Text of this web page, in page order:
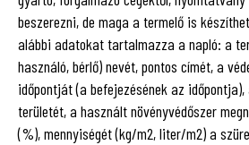
beszerezni, de maga a termelő is
alábbi adatokat tartalmazza a napló: a
használó, bérlő) nevét, pontos címét, a
időpontját (a befejezésének az
területét, a használt növényvédőszer
(%), mennyiségét (kg/m2, liter/m2) a